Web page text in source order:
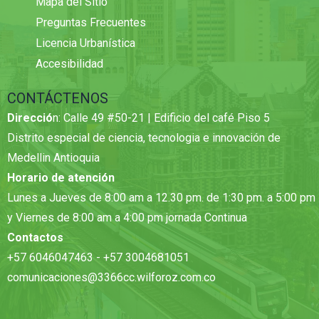
Preguntas Frecuentes
Licencia Urbanística
Accesibilidad
CONTÁCTENOS
Dirección: Calle 49 #50-21 | Edificio del café Piso 5
Distrito especial de ciencia, tecnologia e innovación de
Medellin Antioquia
Horario de atención
Lunes a Jueves de 8:00 am a 12.30 pm. de 1:30 pm. a 5:00 pm
y Viernes de 8:00 am a 4:00 pm jornada Continua
Contactos
+57 6046047463 - +57 3004681051
comunicaciones@3366cc.wilforoz.com.co